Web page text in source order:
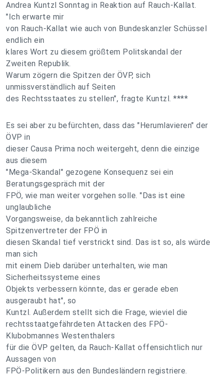
Andrea Kuntzl Sonntag in Reaktion auf Rauch-Kallat.
"Ich erwarte mir
von Rauch-Kallat wie auch von Bundeskanzler Schüssel
endlich ein
klares Wort zu diesem größtem Politskandal der
Zweiten Republik.
Warum zögern die Spitzen der ÖVP, sich
unmissverständlich auf Seiten
des Rechtsstaates zu stellen", fragte Kuntzl. ****
Es sei aber zu befürchten, dass das "Herumlavieren" der
ÖVP in
dieser Causa Prima noch weitergeht, denn die einzige
aus diesem
"Mega-Skandal" gezogene Konsequenz sei ein
Beratungsgespräch mit der
FPÖ, wie man weiter vorgehen solle. "Das ist eine
unglaubliche
Vorgangsweise, da bekanntlich zahlreiche
Spitzenvertreter der FPÖ in
diesen Skandal tief verstrickt sind. Das ist so, als würde
man sich
mit einem Dieb darüber unterhalten, wie man
Sicherheitssysteme eines
Objekts verbessern könnte, das er gerade eben
ausgeraubt hat", so
Kuntzl. Außerdem stellt sich die Frage, wieviel die
rechtsstaatgefährdeten Attacken des FPÖ-
Klubobmannes Westenthalers
für die ÖVP gelten, da Rauch-Kallat offensichtlich nur
Aussagen von
FPÖ-Politikern aus den Bundesländern registriere.